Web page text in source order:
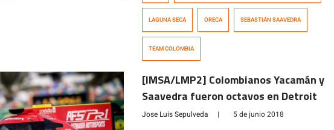
Pese a la falta de desarrollo del nuevo Oreca #52,
Saavedra y […]
LAGUNA SECA ORECA SEBASTIÁN SAAVEDRA
TEAM COLOMBIA
[IMSA/LMP2] Colombianos Yacamán y
Saavedra fueron octavos en Detroit
Jose Luis Sepulveda | 5 de junio 2018